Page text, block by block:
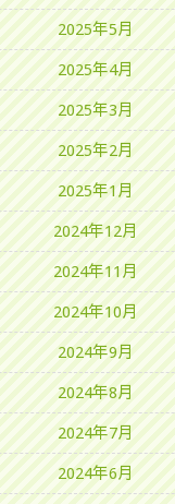
2025年5月
2025年4月
2025年3月
2025年2月
2025年1月
2024年12月
2024年11月
2024年10月
2024年9月
2024年8月
2024年7月
2024年6月